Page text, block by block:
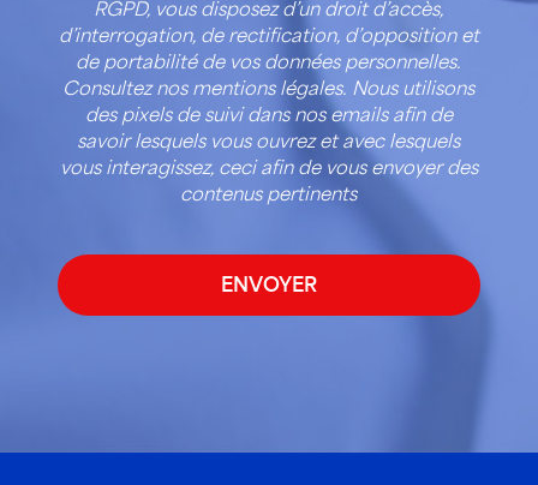
RGPD, vous disposez d’un droit d’accès,
d’interrogation, de rectification, d’opposition et
de portabilité de vos données personnelles.
Consultez nos mentions légales. Nous utilisons
des pixels de suivi dans nos emails afin de
savoir lesquels vous ouvrez et avec lesquels
vous interagissez, ceci afin de vous envoyer des
contenus pertinents